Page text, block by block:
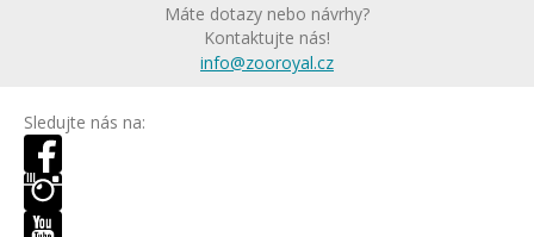
Máte dotazy nebo návrhy?
Kontaktujte nás!
info@zooroyal.cz
Sledujte nás na: